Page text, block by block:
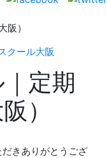
阪）
クール大阪
定期
）
きありがとうござ